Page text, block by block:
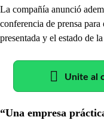
La compañía anunció
conferencia de prensa
presentada y el estado de
Unite al
“Una empresa